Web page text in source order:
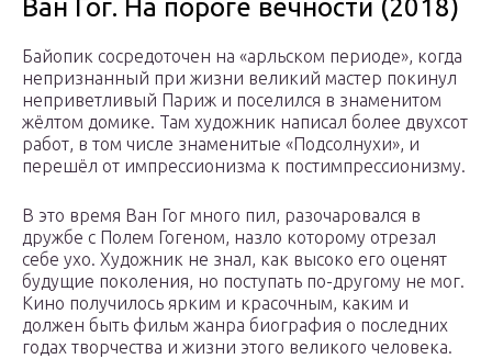
Ван Гог. На пороге вечности (2018)
Байопик сосредоточен на «арльском периоде», когда
непризнанный при жизни великий мастер покинул
неприветливый Париж и поселился в знаменитом
жёлтом домике. Там художник написал более двухсот
работ, в том числе знаменитые «Подсолнухи», и
перешёл от импрессионизма к постимпрессионизму.
В это время Ван Гог много пил, разочаровался в
дружбе с Полем Гогеном, назло которому отрезал
себе ухо. Художник не знал, как высоко его оценят
будущие поколения, но поступать по-другому не мог.
Кино получилось ярким и красочным, каким и
должен быть фильм жанра биография о последних
годах творчества и жизни этого великого человека.